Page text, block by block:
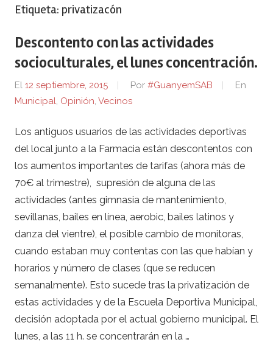
Etiqueta: privatizacón
Descontento con las actividades
socioculturales, el lunes concentración.
El 12 septiembre, 2015 Por #GuanyemSAB
En
Municipal, Opinión, Vecinos
Los antiguos usuarios de las actividades deportivas
del local junto a la Farmacia están descontentos con
los aumentos importantes de tarifas (ahora más de
70€ al trimestre), supresión de alguna de las
actividades (antes gimnasia de mantenimiento,
sevillanas, bailes en línea, aerobic, bailes latinos y
danza del vientre), el posible cambio de monitoras,
cuando estaban muy contentas con las que habían y
horarios y número de clases (que se reducen
semanalmente). Esto sucede tras la privatización de
estas actividades y de la Escuela Deportiva Municipal,
decisión adoptada por el actual gobierno municipal. El
lunes, a las 11 h. se concentrarán en la …